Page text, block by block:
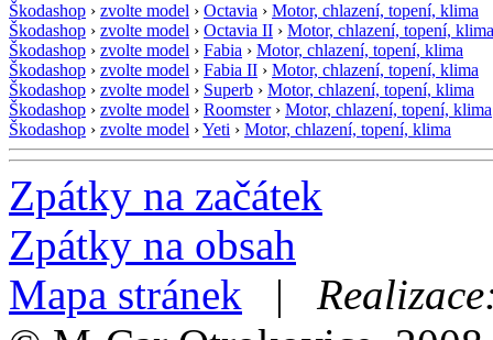
Škodashop › zvolte model › Octavia › Motor, chlazení, topení, klima
Škodashop › zvolte model › Octavia II › Motor, chlazení, topení, klima
Škodashop › zvolte model › Fabia › Motor, chlazení, topení, klima
Škodashop › zvolte model › Fabia II › Motor, chlazení, topení, klima
Škodashop › zvolte model › Superb › Motor, chlazení, topení, klima
Škodashop › zvolte model › Roomster› Motor, chlazení, topení, klima
Škodashop › zvolte model ›Yeti › Motor, chlazení, topení, klima
Zpátky na začátek
Zpátky na obsah
Mapa stránek |